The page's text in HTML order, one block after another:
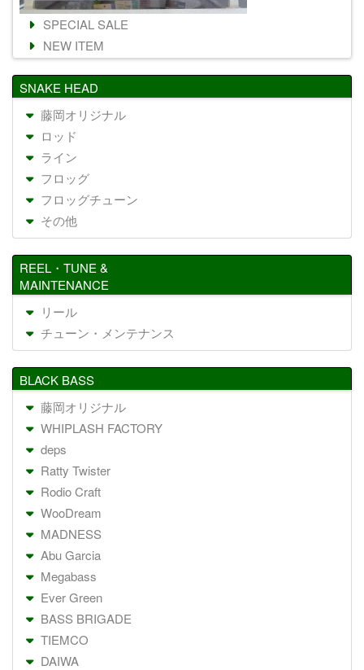
SPECIAL SALE
NEW ITEM
SNAKE HEAD
藤岡オリジナル
ロッド
ライン
フロッグ
フロッグチューン
その他
REEL・TUNE &
MAINTENANCE
リール
チューン・メンテナンス
BLACK BASS
藤岡オリジナル
WHIPLASH FACTORY
deps
Ratty Twister
Rodio Craft
WooDream
MADNESS
Abu Garcia
Megabass
Ever Green
BASS BRIGADE
TIEMCO
DAIWA